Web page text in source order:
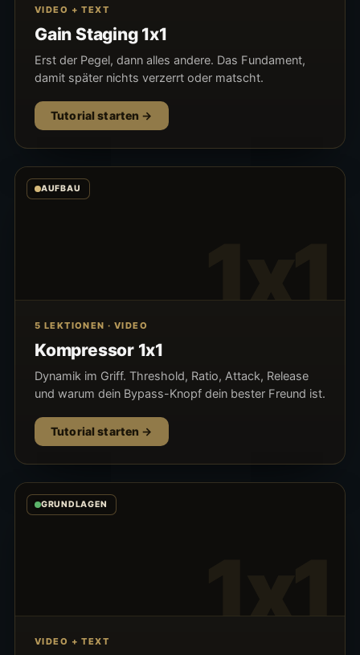
VIDEO + TEXT
Gain Staging 1x1
Erst der Pegel, dann alles andere. Das Fundament,
damit später nichts verzerrt oder matscht.
Tutorial starten
AUFBAU
1x1
5 LEKTIONEN · VIDEO
Kompressor 1x1
Dynamik im Griff. Threshold, Ratio, Attack, Release
und warum dein Bypass-Knopf dein bester Freund ist.
Tutorial starten
GRUNDLAGEN
1x1
VIDEO + TEXT